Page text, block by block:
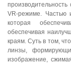
VR-режиме. Частью
которая
обеспечивая
краям. Суть в том,
линзы,
изображение,